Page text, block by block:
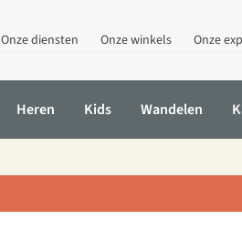
Onze diensten Onze winkels Onze
Heren Kids Wandelen